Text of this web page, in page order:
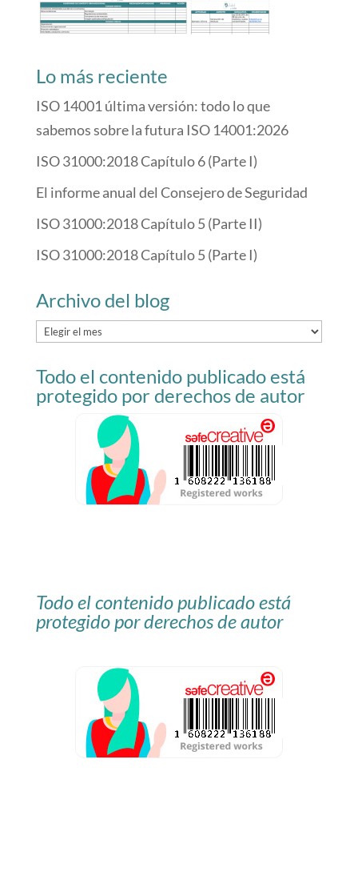
Lo más reciente
ISO 14001 última versión: todo lo que
sabemos sobre la futura ISO 14001:2026
ISO 31000:2018 Capítulo 6 (Parte I)
El informe anual del Consejero de Seguridad
ISO 31000:2018 Capítulo 5 (Parte II)
ISO 31000:2018 Capítulo 5 (Parte I)
Archivo del blog
Archivo
blog
Todo el contenido publicado está
protegido por derechos de autor
Todo el contenido publicado está
protegido por derechos de autor